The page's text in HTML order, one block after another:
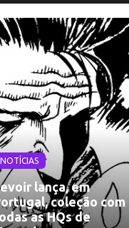
NOTÍCIAS
lança, em
coleção com
as HQs de